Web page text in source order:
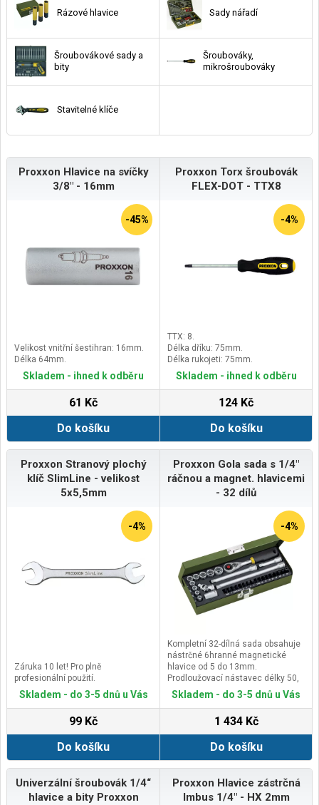
Rázové hlavice Sady nářadí
Šroubovákové sady a
bity
Šroubováky,
mikrošroubováky
Stavitelné klíče
Proxxon Hlavice na svíčky
3/8" - 16mm
-45%
Velikost vnitřní šestihran: 16mm.
Délka 64mm.
Skladem - ihned k odběru
61 Kč
Do košíku
Proxxon Torx šroubovák
FLEX-DOT - TTX8
-4%
TTX: 8.
Délka dříku: 75mm.
Délka rukojeti: 75mm.
Skladem - ihned k odběru
124 Kč
Do košíku
Proxxon Stranový plochý
klíč SlimLine - velikost
5x5,5mm
-4%
Záruka 10 let! Pro plně
profesionální použití.
Skladem - do 3-5 dnů u Vás
99 Kč
Do košíku
Proxxon Gola sada s 1/4"
ráčnou a magnet. hlavicemi
- 32 dílů
-4%
Kompletní 32-dílná sada obsahuje
nástrčné 6hranné magnetické
hlavice od 5 do 13mm.
Prodloužovací nástavec délky 50,
100 a 150mm.
Standardní bity (délky 25mm): Torx
- 45;&nbsp;Phillips PH 1 a
2;&nbsp;Plochý FD
5,5mm;&nbsp;Imbus HX 2,5 - 3 - 4 -
5 - 6mm.
Kardanový kloub 1/4" a 1/4"
adaptér pro bity (4hran/6hran).
Skladem - do 3-5 dnů u Vás
1 434 Kč
Do košíku
Univerzální šroubovák 1/4“
hlavice a bity Proxxon
Proxxon Hlavice zástrčná
Imbus 1/4" - HX 2mm